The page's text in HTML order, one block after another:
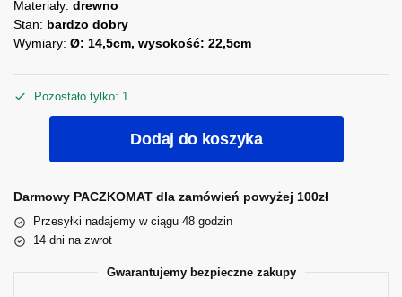
Materiały: drewno
Stan: bardzo dobry
Wymiary: Ø: 14,5cm, wysokość: 22,5cm
Pozostało tylko: 1
Dodaj do koszyka
Darmowy PACZKOMAT dla zamówień powyżej 100zł
Przesyłki nadajemy w ciągu 48 godzin
14 dni na zwrot
Gwarantujemy bezpieczne zakupy